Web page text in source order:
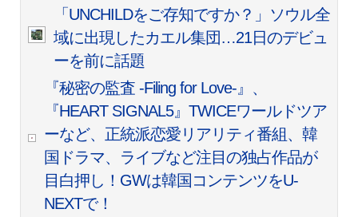
「UNCHILDをご存知ですか？」ソウル全
域に出現したカエル集団…21日のデビュ
ーを前に話題
『秘密の監査 -Filing for Love-』、
『HEART SIGNAL5』TWICEワールドツア
ーなど、正統派恋愛リアリティ番組、韓
国ドラマ、ライブなど注目の独占作品が
目白押し！GWは韓国コンテンツをU-
NEXTで！